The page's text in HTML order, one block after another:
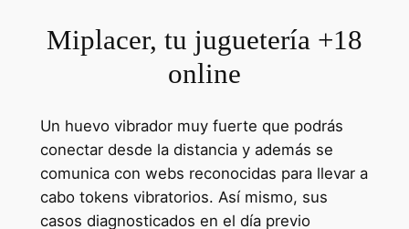
Miplacer, tu juguetería +18
online
Un huevo vibrador muy fuerte que podrás
conectar desde la distancia y además se
comunica con webs reconocidas para llevar a
cabo tokens vibratorios. Así mismo, sus
casos diagnosticados en el día previo